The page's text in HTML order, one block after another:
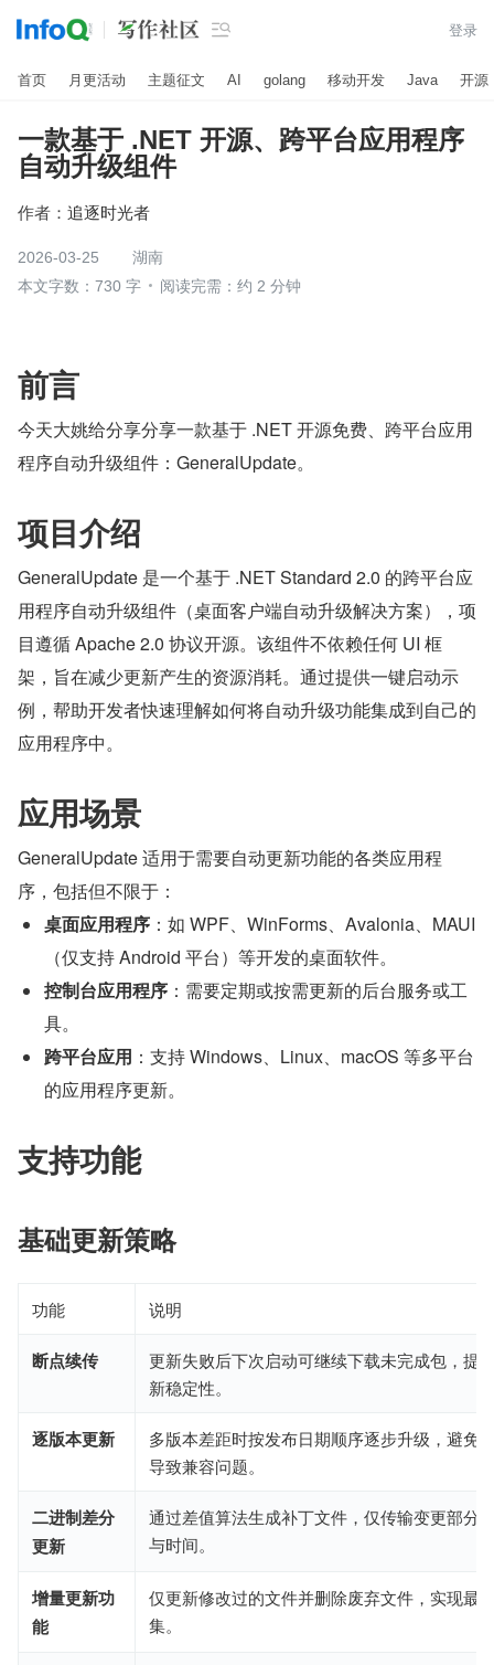
 登录
首页 月更活动 主题征文 AI golang 移动开发 Java 开源
一款基于 .NET 开源、跨平台应用程序
自动升级组件
作者： 追逐时光者
2026-03-25
湖南
本文字数：730 字
阅读完需：约 2 分钟
前言
今天大姚给分享分享一款基于 .NET 开源免费、跨平台应用
程序自动升级组件：GeneralUpdate。
项目介绍
GeneralUpdate 是一个基于 .NET Standard 2.0 的跨平台应
用程序自动升级组件（桌面客户端自动升级解决方案），项
目遵循 Apache 2.0 协议开源。该组件不依赖任何 UI 框
架，旨在减少更新产生的资源消耗。通过提供一键启动示
例，帮助开发者快速理解如何将自动升级功能集成到自己的
应用程序中。
应用场景
GeneralUpdate 适用于需要自动更新功能的各类应用程
序，包括但不限于：
桌面应用程序 ：如 WPF、WinForms、Avalonia、MAUI
（仅支持 Android 平台）等开发的桌面软件。
控制台应用程序 ：需要定期或按需更新的后台服务或工
具。
跨平台应用 ：支持 Windows、Linux、macOS 等多平台
的应用程序更新。
支持功能
基础更新策略
功能 说明
断点续传
更新失败后下次启动可继续下载未完成包，提
新稳定性。
逐版本更新
多版本差距时按发布日期顺序逐步升级，避免
导致兼容问题。
二进制差分
更新
通过差值算法生成补丁文件，仅传输变更部分
与时间。
增量更新功
能
仅更新修改过的文件并删除废弃文件，实现最
集。